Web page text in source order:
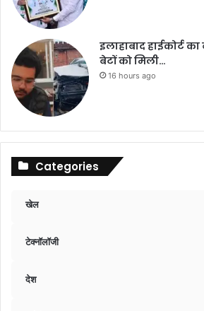
इलाहाबाद हाईकोर्ट
बेटों को मिली…
16 hours ago
Categories
खेल
टेक्नॉलॉजी
देश